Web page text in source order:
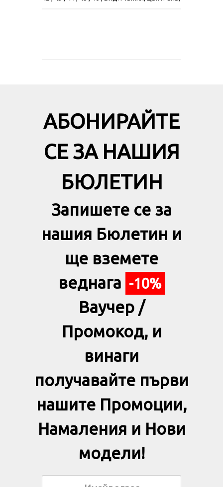
АБОНИРАЙТЕ
СЕ ЗА НАШИЯ
БЮЛЕТИН
Запишете се за
нашия Бюлетин и
ще вземете
веднага -10%
Ваучер /
Промокод, и
винаги
получавайте първи
нашите Промоции,
Намаления и Нови
модели!